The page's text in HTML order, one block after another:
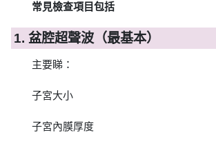
常見檢查項目包括
1. 盆腔超聲波（最基本）
主要睇：
子宮大小
子宮內膜厚度